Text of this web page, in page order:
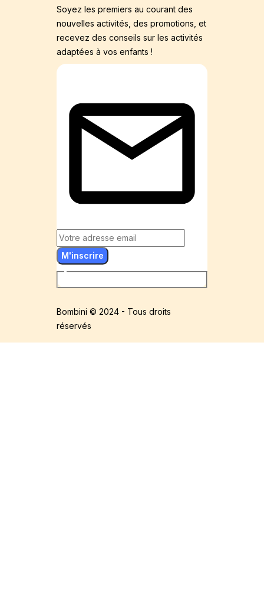
Soyez les premiers au courant des
nouvelles activités, des promotions, et
recevez des conseils sur les activités
adaptées à vos enfants !
M'inscrire
Bombini © 2024 - Tous droits
réservés